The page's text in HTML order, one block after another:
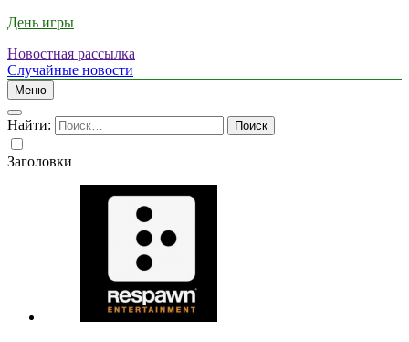
День игры
Новостная рассылка
Случайные новости
Меню
Найти:
Заголовки